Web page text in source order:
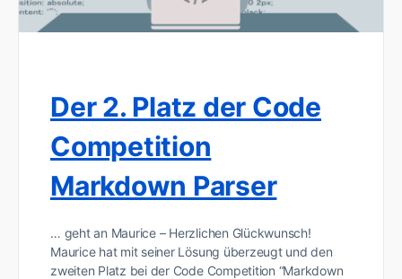
Der 2. Platz der Code
Competition
Markdown Parser
… geht an Maurice – Herzlichen Glückwunsch!
Maurice hat mit seiner Lösung überzeugt und den
zweiten Platz bei der Code Competition “Markdown